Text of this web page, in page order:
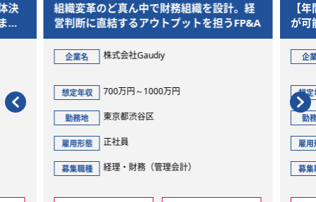
決
で
組織変革のど真ん中で財務組織を設計。経
営判断に直結するアウトプットを担うFP&A
企業名 株式会社Gaudiy
想定年収 700万円～1000万円
勤務地 東京都渋谷区
雇用形態 正社員
募集職種 経理・財務（管理会計）
【
が可
ら、
ジェ
企
想定
勤
雇用
募集